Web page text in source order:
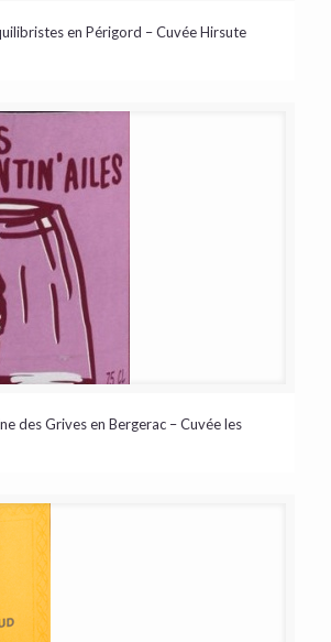
en Périgord – Cuvée Hirsute
des Grives en Bergerac – Cuvée les